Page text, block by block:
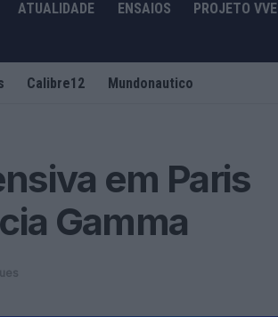
ATUALIDADE ENSAIOS PROJETO VVE
Calibre12 Mundonautico
em Paris
Gamma